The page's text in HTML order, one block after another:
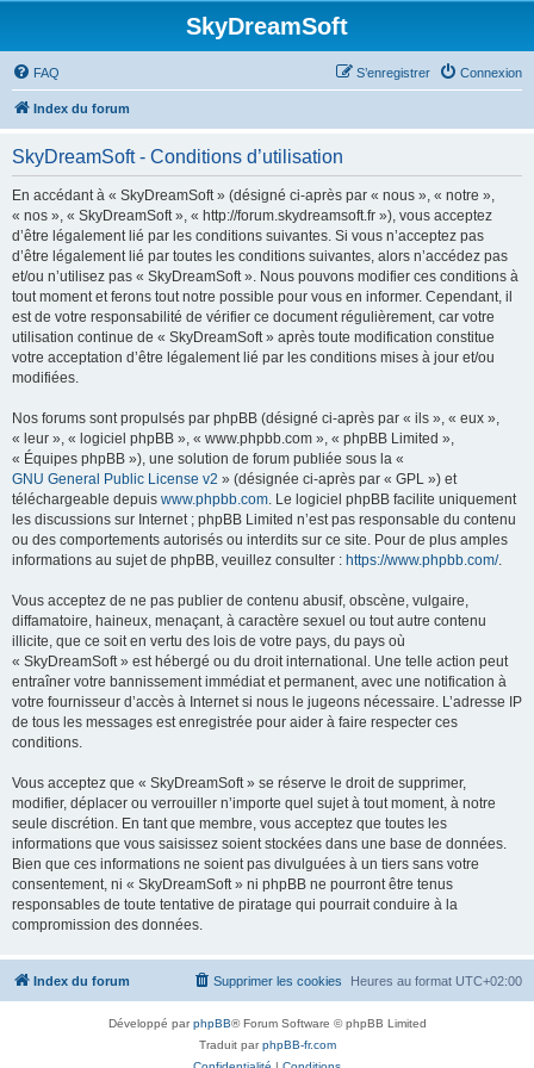
SkyDreamSoft
FAQ Connexion
S’enregistrer
Index du forum
SkyDreamSoft - Conditions d’utilisation
En accédant à « SkyDreamSoft » (désigné ci-après par « nous », « notre »,
« nos », « SkyDreamSoft », « http://forum.skydreamsoft.fr »), vous acceptez
d’être légalement lié par les conditions suivantes. Si vous n’acceptez pas
d’être légalement lié par toutes les conditions suivantes, alors n’accédez pas
et/ou n’utilisez pas « SkyDreamSoft ». Nous pouvons modifier ces conditions à
tout moment et ferons tout notre possible pour vous en informer. Cependant, il
est de votre responsabilité de vérifier ce document régulièrement, car votre
utilisation continue de « SkyDreamSoft » après toute modification constitue
votre acceptation d’être légalement lié par les conditions mises à jour et/ou
modifiées.
Nos forums sont propulsés par phpBB (désigné ci-après par « ils », « eux »,
« leur », « logiciel phpBB », « www.phpbb.com », « phpBB Limited »,
« Équipes phpBB »), une solution de forum publiée sous la «
GNU General Public License v2 » (désignée ci-après par « GPL ») et
téléchargeable depuis www.phpbb.com. Le logiciel phpBB facilite uniquement
les discussions sur Internet ; phpBB Limited n’est pas responsable du contenu
ou des comportements autorisés ou interdits sur ce site. Pour de plus amples
informations au sujet de phpBB, veuillez consulter : https://www.phpbb.com/.
Vous acceptez de ne pas publier de contenu abusif, obscène, vulgaire,
diffamatoire, haineux, menaçant, à caractère sexuel ou tout autre contenu
illicite, que ce soit en vertu des lois de votre pays, du pays où
« SkyDreamSoft » est hébergé ou du droit international. Une telle action peut
entraîner votre bannissement immédiat et permanent, avec une notification à
votre fournisseur d’accès à Internet si nous le jugeons nécessaire. L’adresse IP
de tous les messages est enregistrée pour aider à faire respecter ces
conditions.
Vous acceptez que « SkyDreamSoft » se réserve le droit de supprimer,
modifier, déplacer ou verrouiller n’importe quel sujet à tout moment, à notre
seule discrétion. En tant que membre, vous acceptez que toutes les
informations que vous saisissez soient stockées dans une base de données.
Bien que ces informations ne soient pas divulguées à un tiers sans votre
consentement, ni « SkyDreamSoft » ni phpBB ne pourront être tenus
responsables de toute tentative de piratage qui pourrait conduire à la
compromission des données.
Index du forum Heures au format UTC+02:00
Supprimer les cookies
Développé parphpBB® Forum Software © phpBB Limited
Traduit parphpBB-fr.com